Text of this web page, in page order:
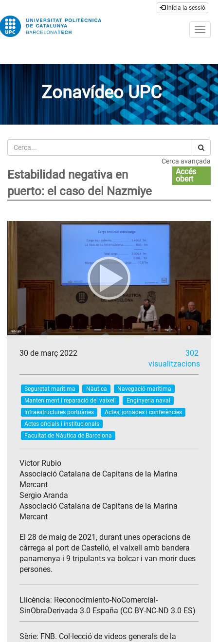
Inicia la sessió
Zonavídeo UPC
Cerca
Cerca avançada
Estabilidad negativa en
puerto: el caso del Nazmiye
Accés
obert
30 de març 2022
302
visualitzacions
Seguretat marítima Nàutica
Navegació marítima
Manteniment i reparació del vaixell
Enginyeria naval
Infraestructures portuàries
Actes, jornades i conferències
Actes oficials i institucionals
Facultat de Nàutica de Barcelona
Victor Rubio
Associació Catalana de Capitans de la Marina
Mercant
Sergio Aranda
Associació Catalana de Capitans de la Marina
Mercant
El 28 de maig de 2021, durant unes operacions de
càrrega al port de Castelló, el vaixell amb bandera
panamenya i 9 tripulants va bolcar i van morir dues
persones.
Llicència: Reconocimiento-NoComercial-
SinObraDerivada 3.0 España (CC BY-NC-ND 3.0 ES)
Sèrie: FNB. Col·lecció de videos generals de la